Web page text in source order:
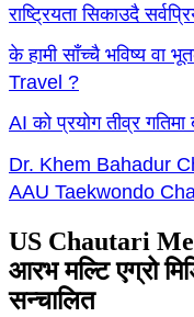
राष्ट्रियता सिकाउदै
के हामी साँच्चै भविष्य वा
Travel ?
AI को प्रयोग तीव्र
Dr. Khem Bahadur
AAU Taekwondo
US Chautari
आरभ मल्टि एग्रो
सन्चालित